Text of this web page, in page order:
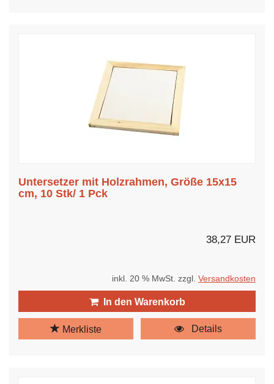
Untersetzer mit Holzrahmen, Größe 15x15
cm, 10 Stk/ 1 Pck
38,27 EUR
inkl. 20 % MwSt. zzgl. Versandkosten
In den Warenkorb
Merkliste Details